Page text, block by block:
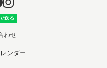
わせ
ンダー